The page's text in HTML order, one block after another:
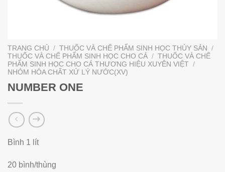
TRANG CHỦ / THUỐC VÀ CHẾ PHẨM SINH HỌC THỦY SẢN
/
THUỐC VÀ CHẾ PHẨM SINH HỌC CHO CÁ / THUỐC VÀ CHẾ
PHẨM SINH HỌC CHO CÁ THƯƠNG HIỆU XUYÊN VIỆT /
NHÓM HÓA CHẤT XỬ LÝ NƯỚC(XV)
NUMBER ONE
Bình 1 lít
20 bình/thùng